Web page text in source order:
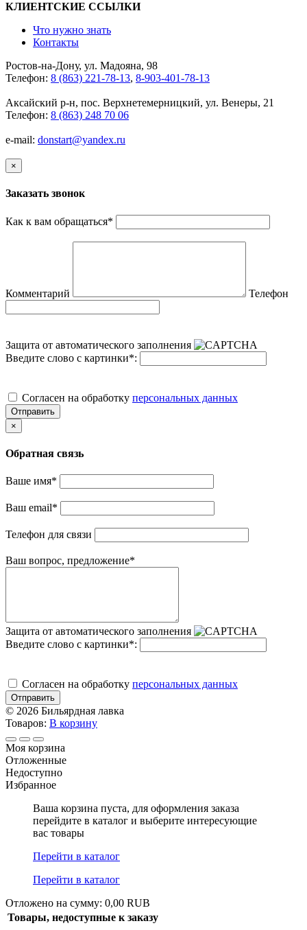
КЛИЕНТСКИЕ ССЫЛКИ
Что нужно знать
Контакты
Ростов-на-Дону, ул. Мадояна, 98
Телефон: 8 (863) 221-78-13, 8-903-401-78-13
Аксайский р-н, пос. Верхнетемерницкий, ул. Венеры, 21
Телефон: 8 (863) 248 70 06
e-mail: donstart@yandex.ru
×
Заказать звонок
Как к вам обращаться*
Комментарий Телефон
Защита от автоматического заполнения
Введите слово с картинки*:
Cогласен на обработку персональных данных
Отправить
×
Обратная связь
Ваше имя*
Ваш email*
Телефон для связи
Ваш вопрос, предложение*
Защита от автоматического заполнения
Введите слово с картинки*:
Cогласен на обработку персональных данных
Отправить
© 2026 Бильярдная лавка
Товаров: В корзину
Моя корзина
Отложенные
Недоступно
Избранное
Ваша корзина пуста, для оформления заказа
перейдите в каталог и выберите интересующие
вас товары
Перейти в каталог
Перейти в каталог
Отложено на сумму: 0,00 RUB
Товары, недоступные к заказу